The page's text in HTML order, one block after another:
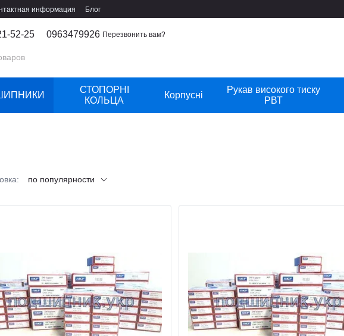
информация Блог
52-25 0963479926 Перезвонить вам?
СТОПОРНІ
КОЛЬЦА
Корпусні
Рукав високого тиску
РВТ
по популярности